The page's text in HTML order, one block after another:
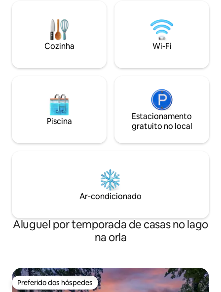
da lareira de vidro. Banheiro de luxo com
piso aquecido e chuveiro amplo com
janela panorâmica. Ar-condicionado,
animais de estimação são bem-vindos.
recarregar as energias!
para o quintal,
seguro para
deliciosas no
pelas trilhas
tranquila
Cozinha Wi-Fi
Piscina
Estacionamento
gratuito no local
Ar-condicionado
Aluguel por temporada de casas no lago
na orla
Preferido dos hóspedes
Preferido dos hóspedes